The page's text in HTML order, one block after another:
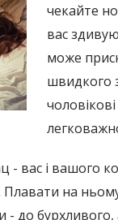
чекайте
вас
може
швидкого
- вас і вашого
на
- до бурхливого,